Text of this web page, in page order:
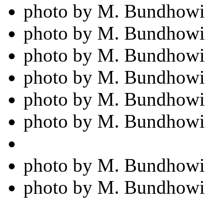
photo by M. Bundhowi
photo by M. Bundhowi
photo by M. Bundhowi
photo by M. Bundhowi
photo by M. Bundhowi
photo by M. Bundhowi
photo by M. Bundhowi
photo by M. Bundhowi